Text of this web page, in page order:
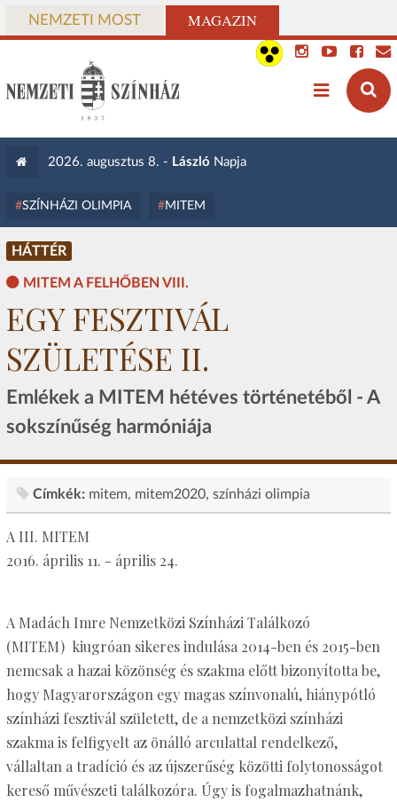
NEMZETI MOST MAGAZIN
2026. augusztus 8. - László Napja
SZÍNHÁZI OLIMPIA MITEM
HÁTTÉR
MITEM A FELHŐBEN VIII.
EGY FESZTIVÁL
SZÜLETÉSE II.
Emlékek a MITEM hétéves történetéből - A
sokszínűség harmóniája
Címkék: mitem mitem2020 színházi olimpia
A III. MITEM
2016. április 11. - április 24.
A Madách Imre Nemzetközi Színházi Találkozó
(MITEM) kiugróan sikeres indulása 2014-ben és 2015-ben
nemcsak a hazai közönség és szakma előtt bizonyította be,
hogy Magyarországon egy magas színvonalú, hiánypótló
színházi fesztivál született, de a nemzetközi színházi
szakma is felfigyelt az önálló arculattal rendelkező,
vállaltan a tradíció és az újszerűség közötti folytonosságot
kereső művészeti találkozóra. Úgy is fogalmazhatnánk,